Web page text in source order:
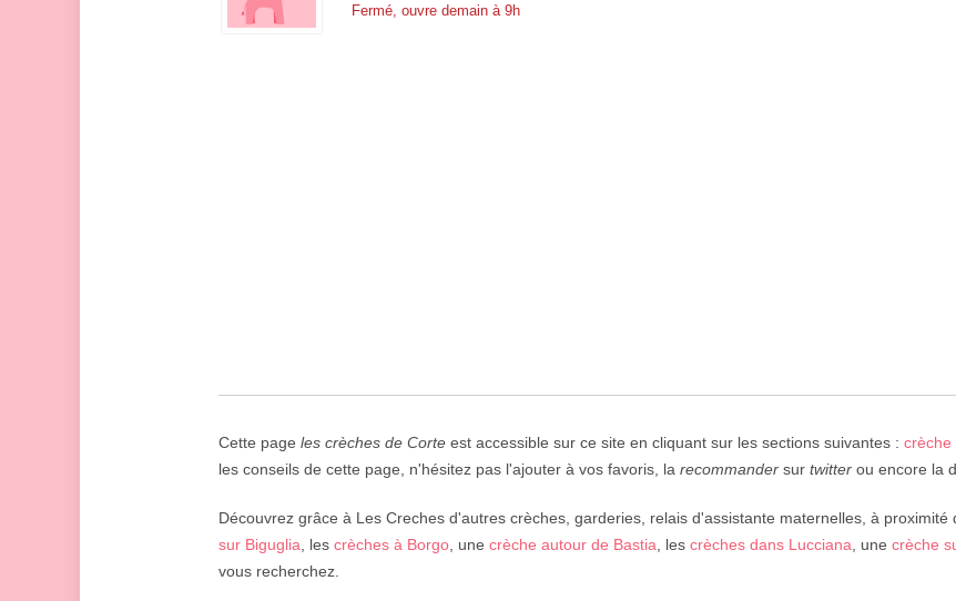
Fermé, ouvre demain à 9h
Cette page les crèches de Corte est accessible sur ce site en cliquant sur les sections suivantes : crèche
les conseils de cette page, n'hésitez pas l'ajouter à vos favoris, la recommander sur twitter ou encore la
Découvrez grâce à Les Creches d'autres crèches, garderies, relais d'assistante maternelles, à proximité
sur Biguglia , les crèches à Borgo , une crèche autour de Bastia , les crèches dans Lucciana , une crèche
vous recherchez.